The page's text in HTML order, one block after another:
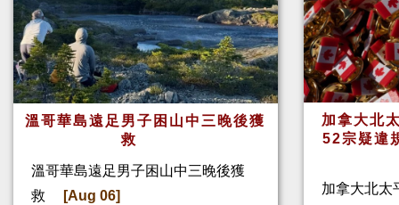
溫哥華島遠足男子困山中三晚後獲
救
溫哥華島遠足男子困山中三晚後獲
救
[Aug 06]
加拿大北
52宗疑違
加拿大北太